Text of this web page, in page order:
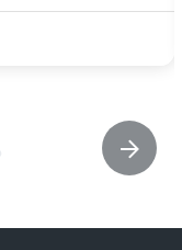
(60/40)
automatica di